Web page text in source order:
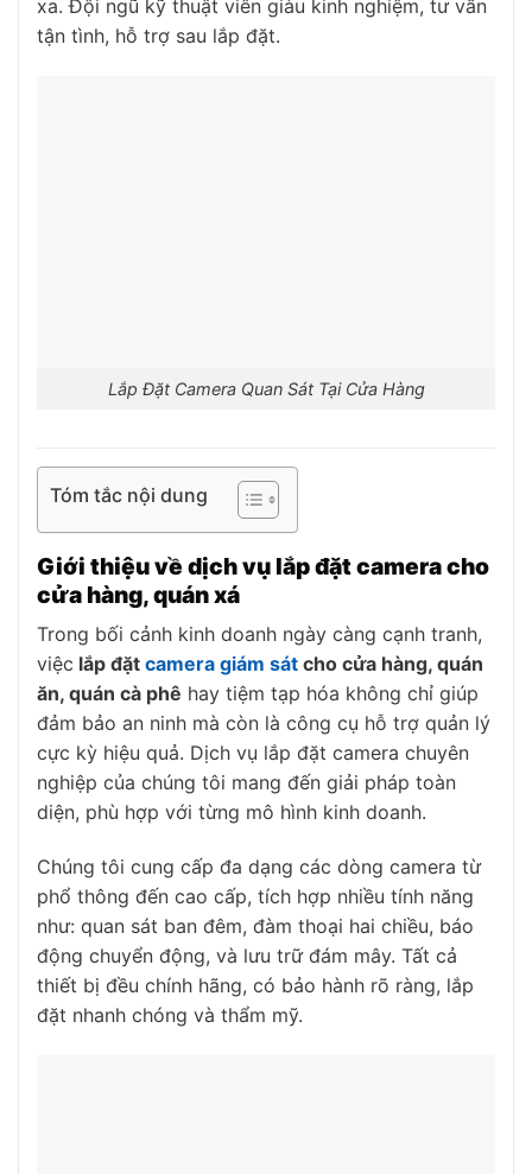
xa. Đội ngũ kỹ thuật viên giàu kinh nghiệm, tư vấn
tận tình, hỗ trợ sau lắp đặt.
Lắp Đặt Camera Quan Sát Tại Cửa Hàng
Tóm tắc nội dung
Giới thiệu về dịch vụ lắp đặt camera cho
cửa hàng, quán xá
Trong bối cảnh kinh doanh ngày càng cạnh tranh,
việc lắp đặt camera giám sát cho cửa hàng, quán
ăn, quán cà phê hay tiệm tạp hóa không chỉ giúp
đảm bảo an ninh mà còn là công cụ hỗ trợ quản lý
cực kỳ hiệu quả. Dịch vụ lắp đặt camera chuyên
nghiệp của chúng tôi mang đến giải pháp toàn
diện, phù hợp với từng mô hình kinh doanh.
Chúng tôi cung cấp đa dạng các dòng camera từ
phổ thông đến cao cấp, tích hợp nhiều tính năng
như: quan sát ban đêm, đàm thoại hai chiều, báo
động chuyển động, và lưu trữ đám mây. Tất cả
thiết bị đều chính hãng, có bảo hành rõ ràng, lắp
đặt nhanh chóng và thẩm mỹ.